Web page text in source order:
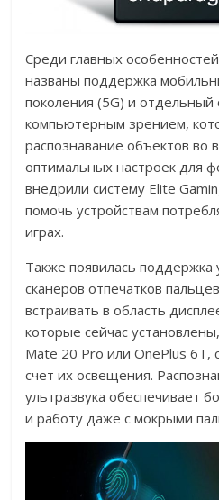
Среди главных
названы поддержка
поколения (5G) и отдельный
компьютерным зрением,
распознавание объектов во
оптимальных настроек для
внедрили систему Elite
помочь устройствам
играх.
Также появилась поддержка
сканеров отпечатков
встраивать в область
которые сейчас
Mate 20 Pro или OnePlus 6T,
счет их освещения.
ультразвука обеспечивает
и работу даже с мокрыми